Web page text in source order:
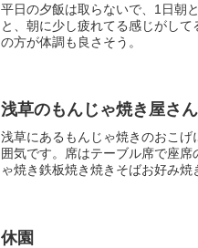
平日の夕飯は取らないで、1日朝
と、朝に少し疲れてる感じがし
の方が体調も良さそう。
浅草のもんじゃ焼き屋さん
浅草にあるもんじゃ焼きのおこ
囲気です。席はテーブル席で座
ゃ焼き鉄板焼き焼きそばお好み
休園